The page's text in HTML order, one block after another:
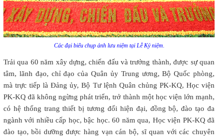
Các đại biểu chụp ảnh lưu niệm tại Lễ Kỷ niệm.
Trải qua 60 năm xây dựng, chiến đấu và trưởng thành, được sự quan
tâm, lãnh đạo, chỉ đạo của Quân ủy Trung ương, Bộ Quốc phòng,
mà trực tiếp là Đảng ủy, Bộ Tư lệnh Quân chủng PK-KQ, Học viện
PK-KQ đã không ngừng phát triển, trở thành một học viện lớn mạnh,
có hệ thống trang thiết bị tương đối hiện đại, đồng bộ, đào tạo đa
ngành với nhiều cấp học, bậc học. 60 năm qua, Học viện PK-KQ đã
đào tạo, bồi dưỡng được hàng vạn cán bộ, sĩ quan với các chuyên